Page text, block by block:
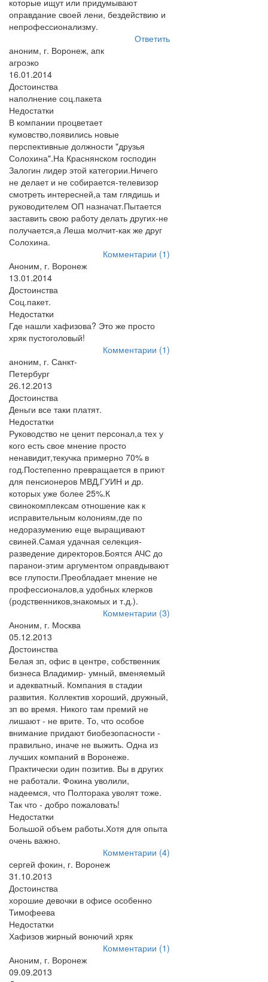
которые ищут или придумывают
оправдание своей лени, бездействию и
непрофессионализму.
Ответить
аноним, г. Воронеж, апк
агроэко
16.01.2014
Достоинства
наполнение соц.пакета
Недостатки
В компании процветает
кумовство,появились новые
перспективные должности "друзья
Солохина".На Краснянском господин
Залогин лидер этой категории.Ничего
не делает и не собирается-телевизор
смотреть интересней,а там глядишь и
руководителем ОП назначат.Пытается
заставить свою работу делать других-не
получается,а Леша молчит-как же друг
Солохина.
Комментарии (1)
Аноним, г. Воронеж
13.01.2014
Достоинства
Соц.пакет.
Недостатки
Где нашли хафизова? Это же просто
хряк пустоголовый!
Комментарии (1)
аноним, г. Санкт-
Петербург
26.12.2013
Достоинства
Деньги все таки платят.
Недостатки
Руководство не ценит персонал,а тех у
кого есть свое мнение просто
ненавидит,текучка примерно 70% в
год.Постепенно превращается в приют
для пенсионеров МВД,ГУИН и др.
которых уже более 25%.К
свинокомплексам отношение как к
исправительным колониям,где по
недоразумению еще выращивают
свиней.Самая удачная селекция-
разведение директоров.Боятся АЧС до
паранои-этим аргументом оправдывают
все глупости.Преобладает мнение не
профессионалов,а удобных клерков
(родственников,знакомых и т.д.).
Комментарии (3)
Аноним, г. Москва
05.12.2013
Достоинства
Белая зп, офис в центре, собственник
бизнеса Владимир- умный, вменяемый
и адекватный. Компания в стадии
развития. Коллектив хороший, дружный,
зп во время. Никого там премий не
лишают - не врите. То, что особое
внимание придают биобезопасности -
правильно, иначе не выжить. Одна из
лучших компаний в Воронеже.
Практически один позитив. Вы в других
не работали. Фокина уволили,
надеемся, что Полторака уволят тоже.
Так что - добро пожаловать!
Недостатки
Большой объем работы.Хотя для опыта
очень важно.
Комментарии (4)
сергей фокин, г. Воронеж
31.10.2013
Достоинства
хорошие девочки в офисе особенно
Тимофеева
Недостатки
Хафизов жирный вонючий хряк
Комментарии (1)
Аноним, г. Воронеж
09.09.2013